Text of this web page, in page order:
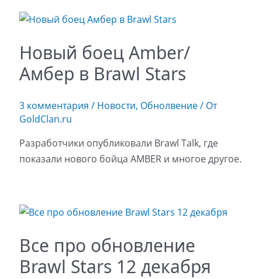
Новый боец Amber/
Амбер в Brawl Stars
3 комментария / Новости, Обнолвение/ От
GoldClan.ru
Разработчики опубликовали Brawl Talk, где
показали нового бойца AMBER и многое другое.
Все про обновление
Brawl Stars 12 декабря